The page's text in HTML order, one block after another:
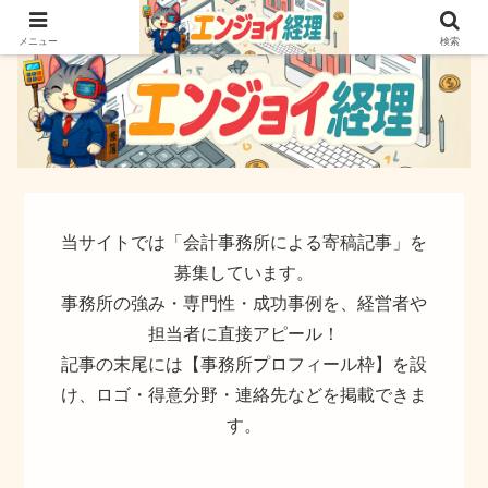
簿記でなく実務ができるサイト
当サイトでは「会計事務所による寄稿記事」を
募集しています。
事務所の強み・専門性・成功事例を、経営者や
担当者に直接アピール！
記事の末尾には【事務所プロフィール枠】を設
け、ロゴ・得意分野・連絡先などを掲載できま
す。
メニュー 検索